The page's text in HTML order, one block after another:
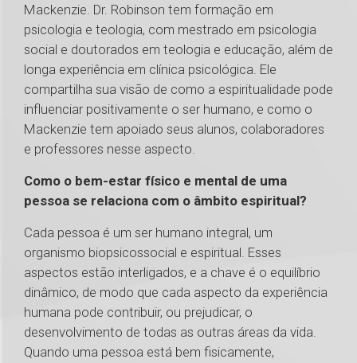
Mackenzie. Dr. Robinson tem formação em
psicologia e teologia, com mestrado em psicologia
social e doutorados em teologia e educação, além de
longa experiência em clínica psicológica. Ele
compartilha sua visão de como a espiritualidade pode
influenciar positivamente o ser humano, e como o
Mackenzie tem apoiado seus alunos, colaboradores
e professores nesse aspecto.
Como o bem-estar físico e mental de uma
pessoa se relaciona com o âmbito espiritual?
Cada pessoa é um ser humano integral, um
organismo biopsicossocial e espiritual. Esses
aspectos estão interligados, e a chave é o equilíbrio
dinâmico, de modo que cada aspecto da experiência
humana pode contribuir, ou prejudicar, o
desenvolvimento de todas as outras áreas da vida.
Quando uma pessoa está bem fisicamente,